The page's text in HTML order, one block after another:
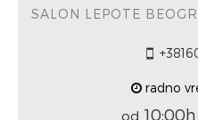
SALON LEPOTE
radno
od 10:00h